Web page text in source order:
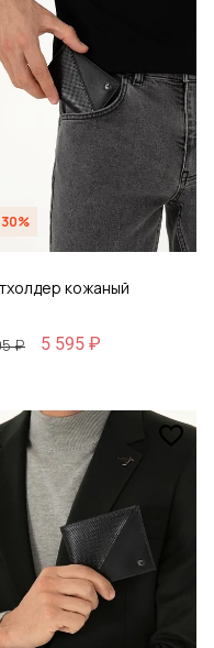
кожаный
₽ 5 595 ₽